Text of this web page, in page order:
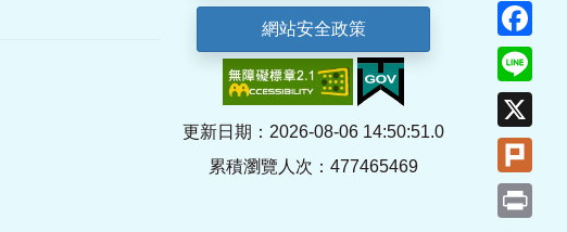
網站安全政策
更新日期：2026-08-06 14:50:51.0
累積瀏覽人次：477465469